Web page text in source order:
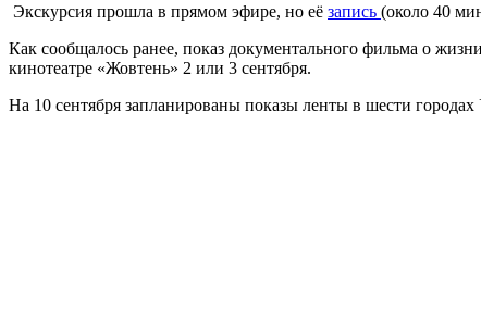
Экскурсия прошла в прямом эфире, но её запись (около 40
Как сообщалось ранее, показ документального фильма о
кинотеатре «Жовтень» 2 или 3 сентября.
На 10 сентября запланированы показы ленты в шести